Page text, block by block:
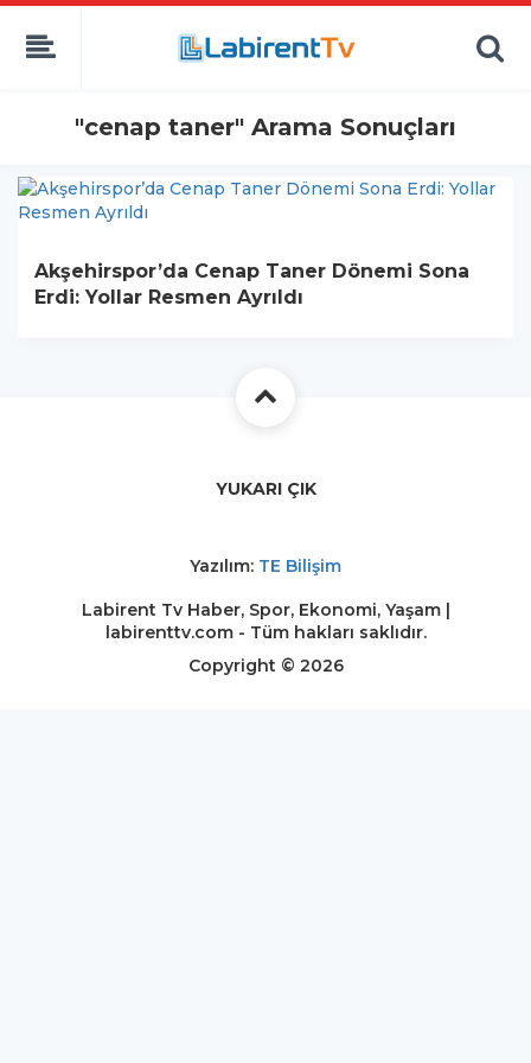
"cenap taner" Arama Sonuçları
Akşehirspor’da Cenap Taner Dönemi Sona
Erdi: Yollar Resmen Ayrıldı
YUKARI ÇIK
Yazılım: TE Bilişim
Labirent Tv Haber, Spor, Ekonomi, Yaşam |
labirenttv.com - Tüm hakları saklıdır.
Copyright © 2026